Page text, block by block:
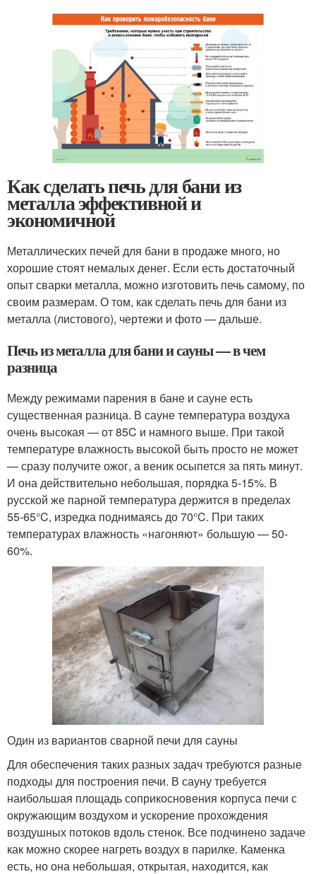
Как сделать печь для бани из
металла эффективной и
экономичной
Металлических печей для бани в продаже много, но
хорошие стоят немалых денег. Если есть достаточный
опыт сварки металла, можно изготовить печь самому, по
своим размерам. О том, как сделать печь для бани из
металла (листового), чертежи и фото — дальше.
Печь из металла для бани и сауны — в чем
разница
Между режимами парения в бане и сауне есть
существенная разница. В сауне температура воздуха
очень высокая — от 85C и намного выше. При такой
температуре влажность высокой быть просто не может
— сразу получите ожог, а веник осыпется за пять минут.
И она действительно небольшая, порядка 5-15%. В
русской же парной температура держится в пределах
55-65°C, изредка поднимаясь до 70°C. При таких
температурах влажность «нагоняют» большую — 50-
60%.
Один из вариантов сварной печи для сауны
Для обеспечения таких разных задач требуются разные
подходы для построения печи. В сауну требуется
наибольшая площадь соприкосновения корпуса печи с
окружающим воздухом и ускорение прохождения
воздушных потоков вдоль стенок. Все подчинено задаче
как можно скорее нагреть воздух в парилке. Каменка
есть, но она небольшая, открытая, находится, как